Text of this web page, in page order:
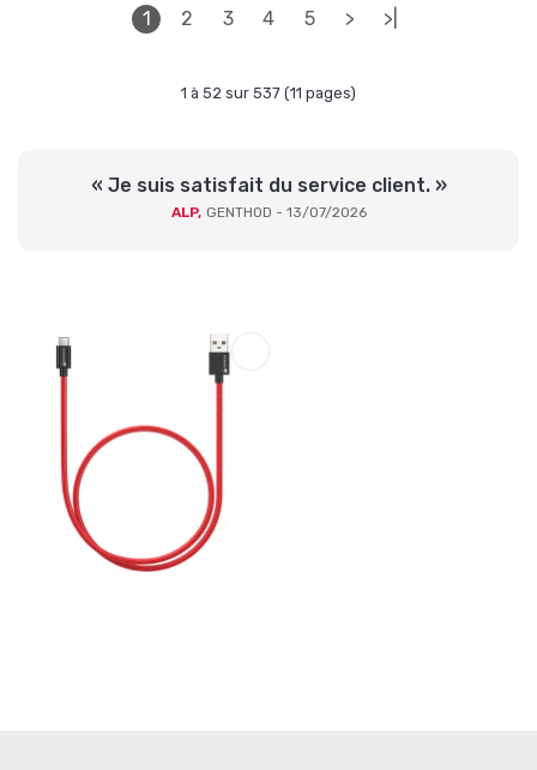
1 2 3 4 5 > >|
1 à 52 sur 537 (11 pages)
« Je suis satisfait du service client. »
ALP, GENTHOD - 13/07/2026